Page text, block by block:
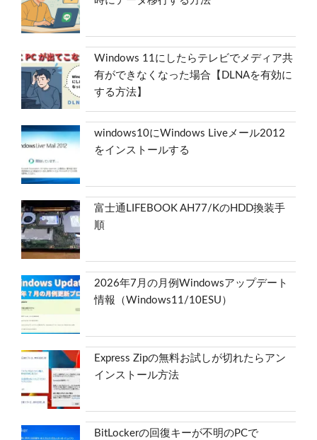
Windows 11にしたらテレビでメディア共
有ができなくなった場合【DLNAを有効に
する方法】
windows10にWindows Liveメール2012
をインストールする
富士通LIFEBOOK AH77/KのHDD換装手
順
2026年7月の月例Windowsアップデート
情報（Windows11/10ESU）
Express Zipの無料お試しが切れたらアン
インストール方法
BitLockerの回復キーが不明のPCで